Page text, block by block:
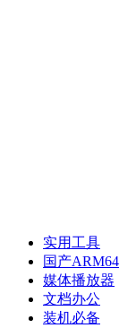
实用工具
国产ARM64
媒体播放器
文档办公
装机必备